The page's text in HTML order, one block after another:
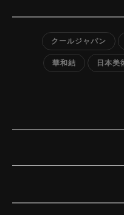
クールジャパン
日本美
華和結